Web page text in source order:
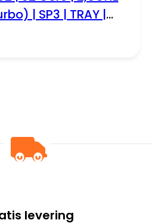
| SP3 | TRAY |
levering